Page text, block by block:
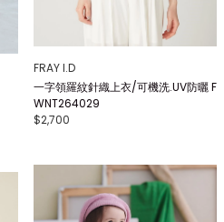
FRAY I.D
一字領羅紋針織上衣/可機洗.UV防曬 F
WNT264029
$2,700